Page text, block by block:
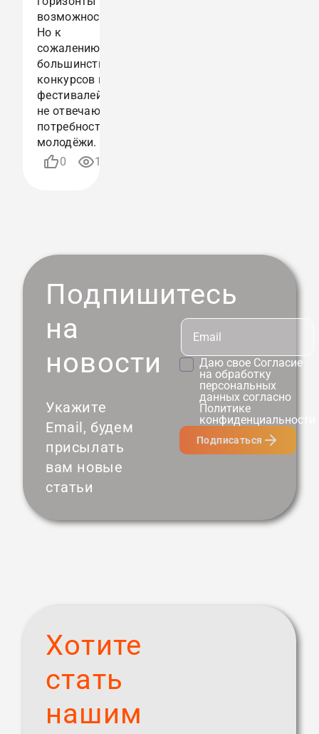
возможности.
Но к
сожалению
большинство
конкурсов и
фестивалей
не отвечают
потребностям
молодёжи.
0
1089
Подпишитесь
на
новости
Укажите
Email, будем
присылать
вам новые
статьи
Даю свое Согласие
на обработку
персональных
данных согласно
Политике
конфиденциальности
Подписаться
Хотите
стать
нашим